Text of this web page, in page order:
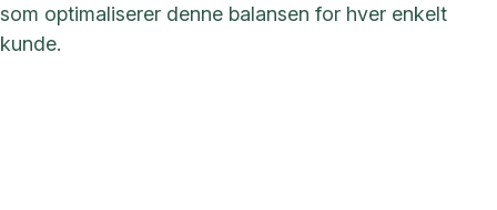
som optimaliserer denne balansen for hver enkelt
kunde.